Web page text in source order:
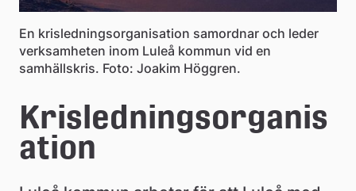
n
En krisledningsorganisation samordnar och leder
verksamheten inom Luleå kommun vid en
samhällskris. Foto: Joakim Höggren.
Krisledningsorganis
ation